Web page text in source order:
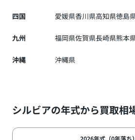
四国 愛媛県香川県高知県徳島
九州 福岡県佐賀県長崎県熊本
沖縄 沖縄県
シルビアの年式から買取相